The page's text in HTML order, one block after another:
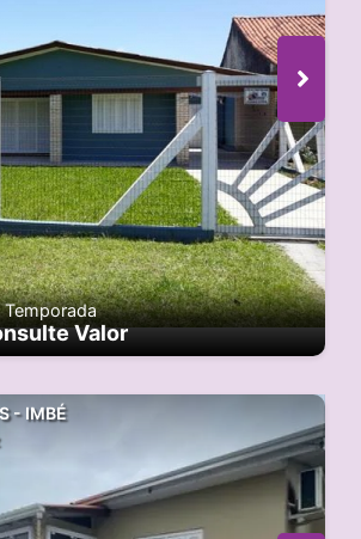
Temporada
Valor
- IMBÉ